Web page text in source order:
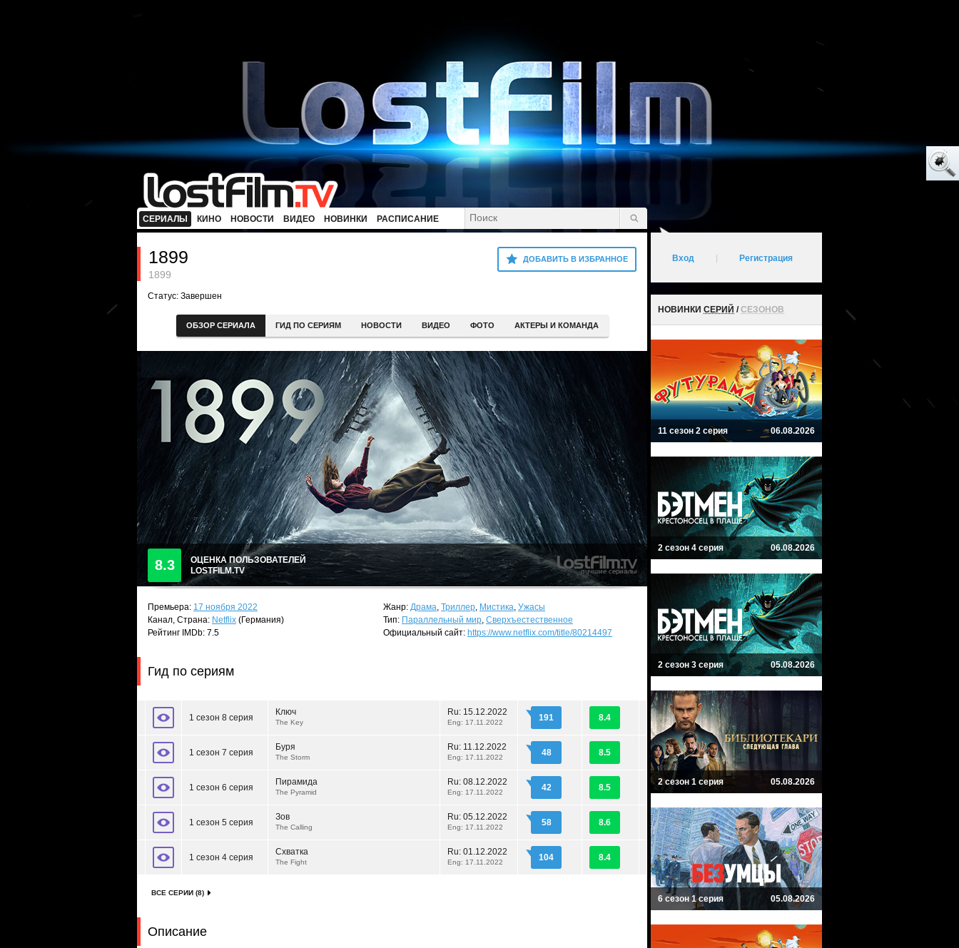
СЕРИАЛЫ КИНО НОВОСТИ ВИДЕО НОВИНКИ РАСПИСАНИЕ
ДОБАВИТЬ В ИЗБРАННОЕ
1899
1899
Статус: Завершен
ОБЗОР СЕРИАЛА ГИД ПО СЕРИЯМ НОВОСТИ ВИДЕО ФОТО АКТЕРЫ И КОМАНДА
8.3
ОЦЕНКА ПОЛЬЗОВАТЕЛЕЙ
LOSTFILM.TV
Премьера: 17 ноября 2022
Канал, Страна: Netflix (Германия)
Рейтинг IMDb: 7.5
Жанр: Драма, Триллер, Мистика, Ужасы
Тип: Параллельный мир, Сверхъестественное
Официальный сайт: https://www.netflix.com/title/80214497
Гид по сериям
1 сезон 8 серия
Ключ
The Key
Ru: 15.12.2022
Eng: 17.11.2022 191 8.4
1 сезон 7 серия
Буря
The Storm
Ru: 11.12.2022
Eng: 17.11.2022 48 8.5
1 сезон 6 серия
Пирамида
The Pyramid
Ru: 08.12.2022
Eng: 17.11.2022 42 8.5
1 сезон 5 серия
Зов
The Calling
Ru: 05.12.2022
Eng: 17.11.2022 58 8.6
1 сезон 4 серия
Схватка
The Fight
Ru: 01.12.2022
Eng: 17.11.2022 104 8.4
ВСЕ СЕРИИ (8)
Описание
Вход Регистрация
НОВИНКИ СЕРИЙ /СЕЗОНОВ
11 сезон 2 серия 06.08.2026
2 сезон 4 серия 06.08.2026
2 сезон 3 серия 05.08.2026
2 сезон 1 серия 05.08.2026
6 сезон 1 серия 05.08.2026